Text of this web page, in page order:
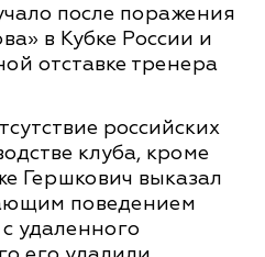
после поражения
в Кубке России и
отставке тренера
российских
клуба, кроме
Гершкович выказал
поведением
удаленного